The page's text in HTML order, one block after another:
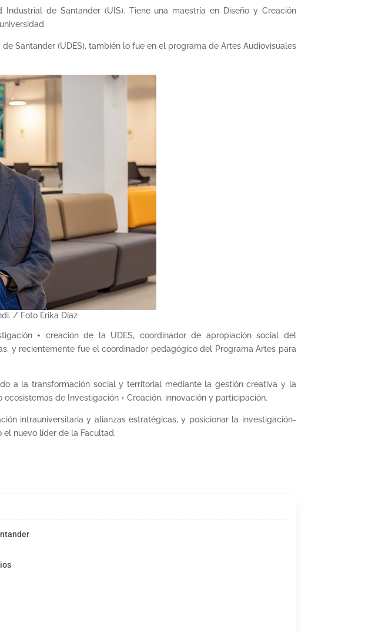
de Santander (UIS). Tiene una maestría en Diseño y Creación
Santander (UDES), también lo fue en el programa de Artes Audiovisuales
/ Foto Érika Díaz
+ creación de la UDES, coordinador de apropiación social del
y recientemente fue el coordinador pedagógico del Programa Artes para
a la transformación social y territorial mediante la gestión creativa y la
de Investigación + Creación, innovación y participación.
intrauniversitaria y alianzas estratégicas, y posicionar la investigación-
nuevo líder de la Facultad.